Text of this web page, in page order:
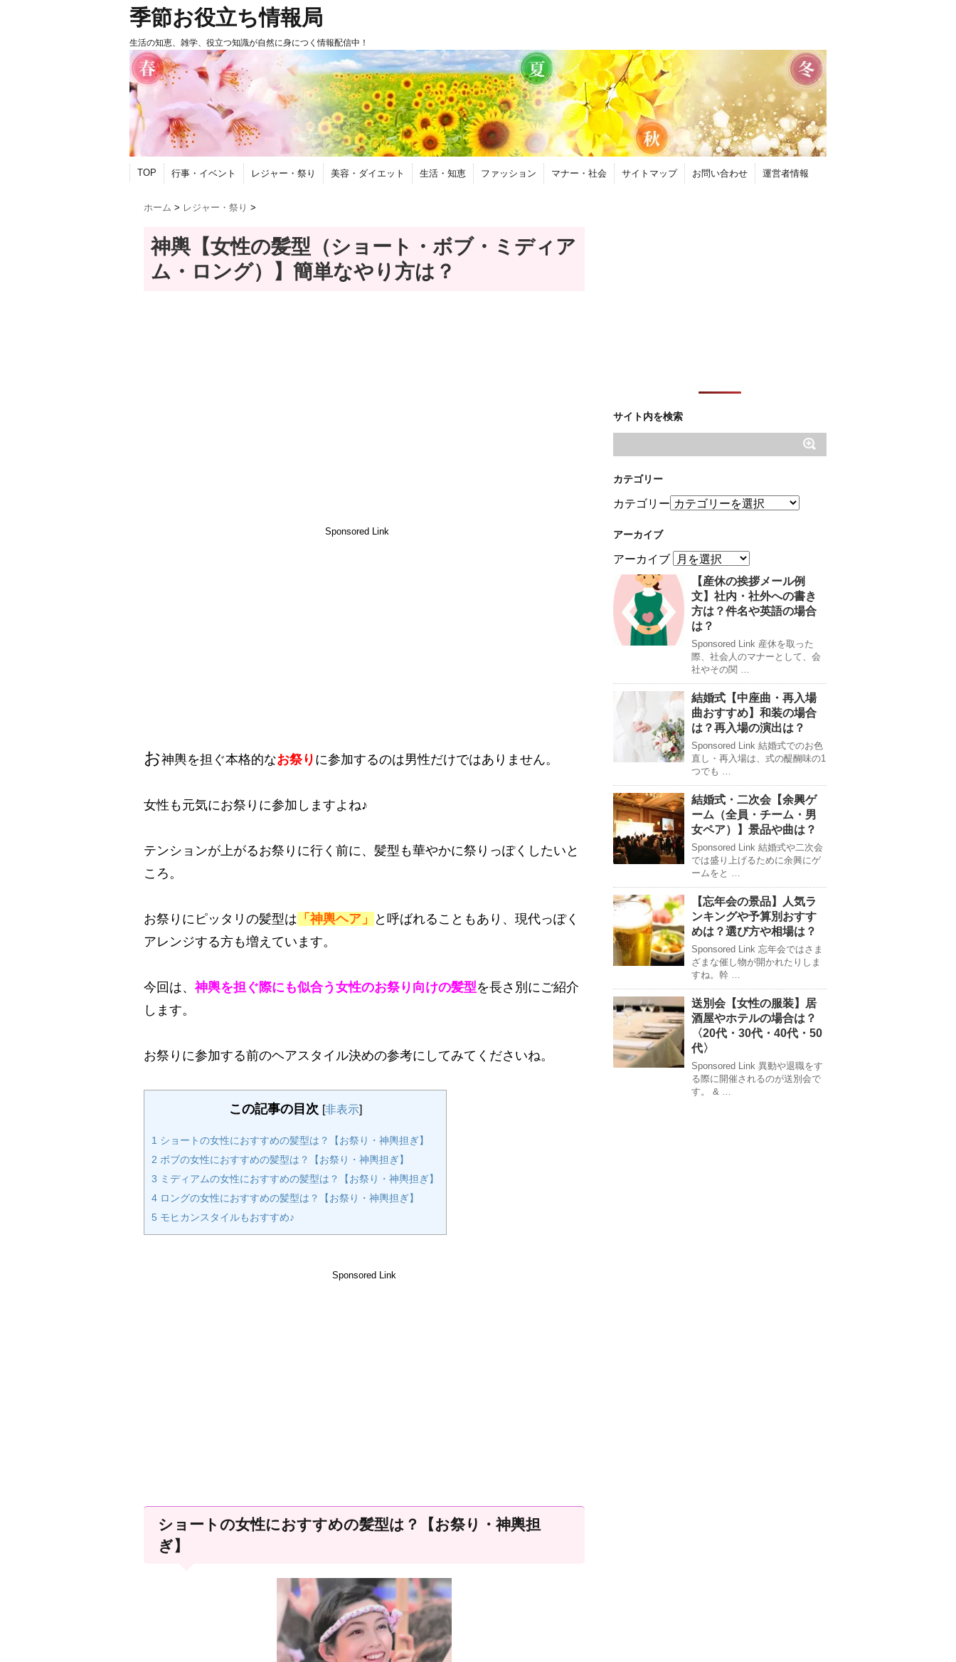
季節お役立ち情報局
生活の知恵、雑学、役立つ知識が自然に身につく情報配信中！
TOP 行事・イベント レジャー・祭り 美容・ダイエット 生活・知恵 ファッション マナー・社会 サイトマップ お問い合わせ 運営者情報
ホーム > レジャー・祭り >
神輿【女性の髪型（ショート・ボブ・ミディア
ム・ロング）】簡単なやり方は？
Sponsored Link
お神輿を担ぐ本格的なお祭り に参加するのは男性だけではありません。
女性も元気にお祭りに参加しますよね♪
テンションが上がるお祭りに行く前に、髪型も華やかに祭りっぽくしたいと
ころ。
お祭りにピッタリの髪型は 「神輿ヘア」
と呼ばれることもあり、現代っぽく
アレンジする方も増えています。
今回は、 神輿を担ぐ際にも似合う女性のお祭り向けの髪型を長さ別にご紹介
します。
お祭りに参加する前のヘアスタイル決めの参考にしてみてくださいね。
この記事の目次 [非表示]
1 ショートの女性におすすめの髪型は？【お祭り・神輿担ぎ】
2 ボブの女性におすすめの髪型は？【お祭り・神輿担ぎ】
3 ミディアムの女性におすすめの髪型は？【お祭り・神輿担ぎ】
4 ロングの女性におすすめの髪型は？【お祭り・神輿担ぎ】
5 モヒカンスタイルもおすすめ♪
Sponsored Link
ショートの女性におすすめの髪型は？【お祭り・神輿担
ぎ】
サイト内を検索
カテゴリー
カテゴリー
アーカイブ
アーカイブ
【産休の挨拶メール例
文】社内・社外への書き
方は？件名や英語の場合
は？
Sponsored Link 産休を取った
際、社会人のマナーとして、会
社やその関 …
結婚式【中座曲・再入場
曲おすすめ】和装の場合
は？再入場の演出は？
Sponsored Link 結婚式でのお色
直し・再入場は、式の醍醐味の1
つでも …
結婚式・二次会【余興ゲ
ーム（全員・チーム・男
女ペア）】景品や曲は？
Sponsored Link 結婚式や二次会
では盛り上げるために余興にゲ
ームをと …
【忘年会の景品】人気ラ
ンキングや予算別おすす
めは？選び方や相場は？
Sponsored Link 忘年会ではさま
ざまな催し物が開かれたりしま
すね。幹 …
送別会【女性の服装】居
酒屋やホテルの場合は？
〈20代・30代・40代・50
代〉
Sponsored Link 異動や退職をす
る際に開催されるのが送別会で
す。 & …